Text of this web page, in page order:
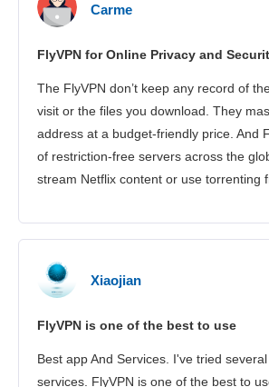
Carme
FlyVPN for Online Privacy and
The FlyVPN don’t keep any record of
visit or the files you download. They
address at a budget-friendly price. And
of restriction-free servers across the
stream Netflix content or use torrenting
Xiaojian
FlyVPN is one of the best to use
Best app And Services. I've tried
services. FlyVPN is one of the best to